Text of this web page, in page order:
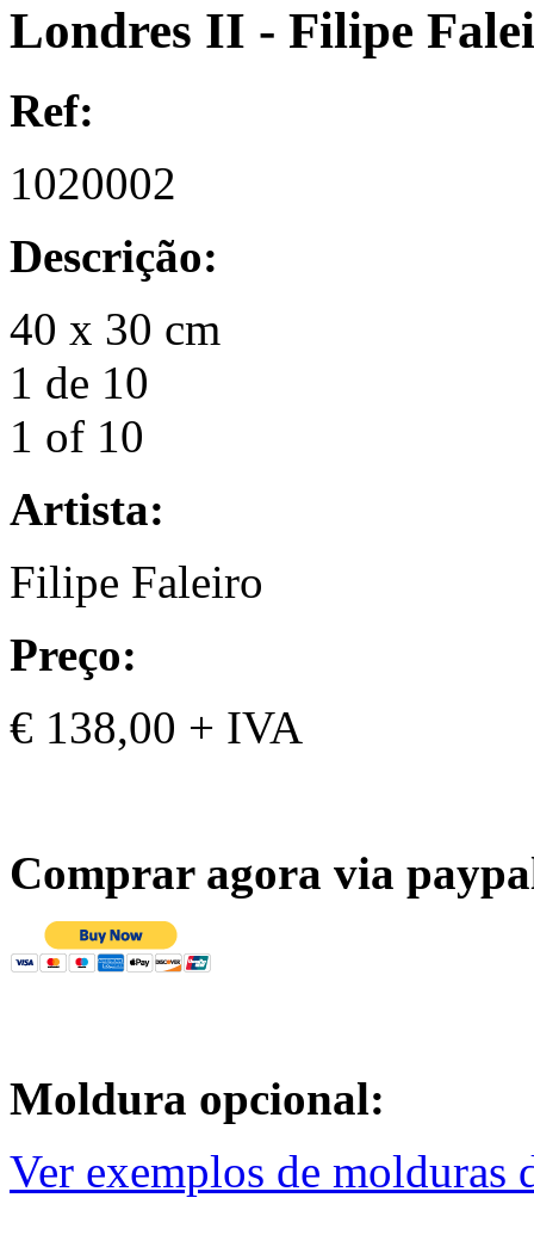
Londres II - Filipe
Ref:
1020002
Descrição:
40 x 30 cm
1 de 10
1 of 10
Artista:
Filipe Faleiro
Preço:
€ 138,00 + IVA
Comprar agora via
Moldura opcional:
Ver exemplos de molduras